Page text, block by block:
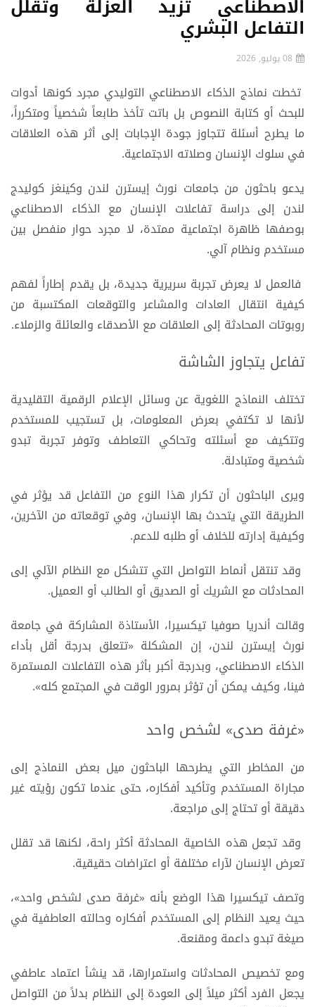
الاصطناعي تزيد العزلة وتقلل
التفاعل البشري
08 يوليو, 2026
تخطت نماذج الذكاء الاصطناعي التوليدي مجرد كونها أدوات
للبحث أو كتابة النصوص بل باتت تأخذ طابعاً شخصياً ومتكرراً،
ما يطرح أسئلة تتجاوز جودة الإجابات إلى أثر هذه العلاقات
في سلوك الإنسان وصلاته الاجتماعية.
يدعو باحثون من جامعات نورث إيسترن لندن وكينغز كوليدج
لندن إلى دراسة تفاعلات الإنسان مع الذكاء الاصطناعي
بوصفها ظاهرة اجتماعية ممتدة، لا مجرد حوار منفصل بين
مستخدم ونظام آلي.
فالعمل لا يعرض تجربة سريرية جديدة، بل يقدم إطاراً لفهم
كيفية انتقال العادات والمشاعر والتوقعات المكتسبة من
روبوتات المحادثة إلى العلاقات مع الأصدقاء والعائلة والزملاء.
تفاعل يتجاوز الشاشة
تختلف النماذج اللغوية عن وسائل الإعلام الرقمية التقليدية
لأنها لا تكتفي بعرض المعلومات، بل تستجيب للمستخدم
وتتكيف مع أسئلته وتحاكي التعاطف وتوفر تجربة تبدو
شخصية ومتبادلة.
ويرى الباحثون أن تكرار هذا النوع من التفاعل قد يؤثر في
الطريقة التي يتحدث بها الإنسان، وفي توقعاته من الآخرين،
وكيفية إدارته للخلاف أو طلبه للدعم.
وقد تنتقل أنماط التواصل التي تتشكل مع النظام الآلي إلى
المحادثات مع الشريك أو الصديق أو الطالب أو العميل.
وقالت أندريا صوفيا تيكسيرا، الأستاذة المشاركة في جامعة
نورث إيسترن لندن، إن المشكلة «تتعلق بدرجة أقل بأداء
الذكاء الاصطناعي، وبدرجة أكبر بأثر هذه التفاعلات المستمرة
فينا، وكيف يمكن أن تؤثر بمرور الوقت في المجتمع كله».
«غرفة صدى» لشخص واحد
من المخاطر التي يطرحها الباحثون ميل بعض النماذج إلى
مجاراة المستخدم وتأكيد أفكاره، حتى عندما تكون رؤيته غير
دقيقة أو تحتاج إلى مراجعة.
وقد تجعل هذه الخاصية المحادثة أكثر راحة، لكنها قد تقلل
تعرض الإنسان لآراء مختلفة أو اعتراضات حقيقية.
وتصف تيكسيرا هذا الوضع بأنه «غرفة صدى لشخص واحد»،
حيث يعيد النظام إلى المستخدم أفكاره وحالته العاطفية في
صيغة تبدو داعمة ومقنعة.
ومع تخصيص المحادثات واستمرارها، قد ينشأ اعتماد عاطفي
يجعل الفرد أكثر ميلاً إلى العودة إلى النظام بدلاً من التواصل